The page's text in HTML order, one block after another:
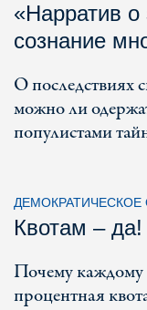
«Нарратив о
сознание
О последствиях
можно ли
популистами
Квотам – да!
Почему каждому
процентная